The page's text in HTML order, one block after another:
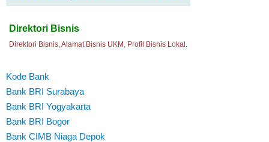
Direktori Bisnis
Direktori Bisnis, Alamat Bisnis UKM, Profil Bisnis Lokal.
Kode Bank
Bank BRI Surabaya
Bank BRI Yogyakarta
Bank BRI Bogor
Bank CIMB Niaga Depok